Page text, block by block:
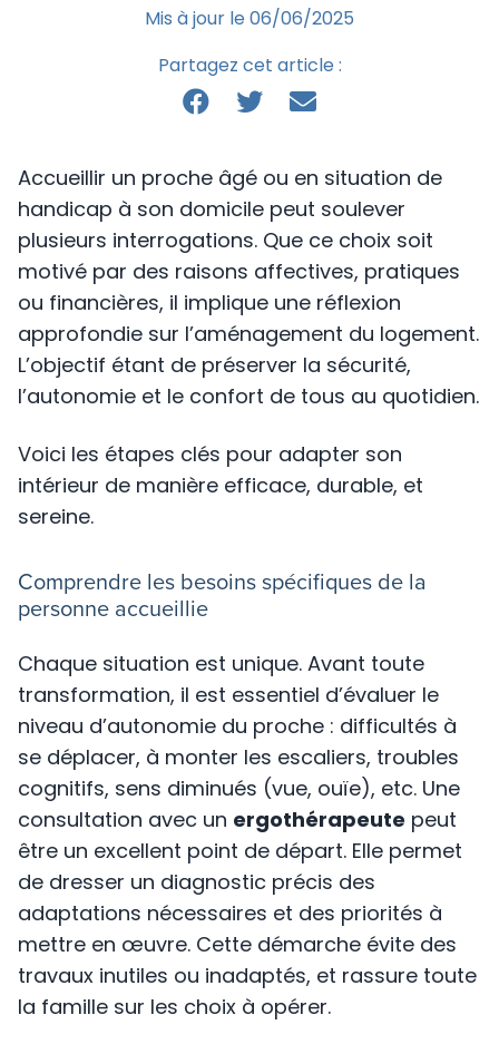
Mis à jour le 06/06/2025
Partagez cet article :
Accueillir un proche âgé ou en situation de
handicap à son domicile peut soulever
plusieurs interrogations. Que ce choix soit
motivé par des raisons affectives, pratiques
ou financières, il implique une réflexion
approfondie sur l’aménagement du logement.
L’objectif étant de préserver la sécurité,
l’autonomie et le confort de tous au quotidien.
Voici les étapes clés pour adapter son
intérieur de manière efficace, durable, et
sereine.
Comprendre les besoins spécifiques de la
personne accueillie
Chaque situation est unique. Avant toute
transformation, il est essentiel d’évaluer le
niveau d’autonomie du proche : difficultés à
se déplacer, à monter les escaliers, troubles
cognitifs, sens diminués (vue, ouïe), etc. Une
consultation avec un ergothérapeute peut
être un excellent point de départ. Elle permet
de dresser un diagnostic précis des
adaptations nécessaires et des priorités à
mettre en œuvre. Cette démarche évite des
travaux inutiles ou inadaptés, et rassure toute
la famille sur les choix à opérer.